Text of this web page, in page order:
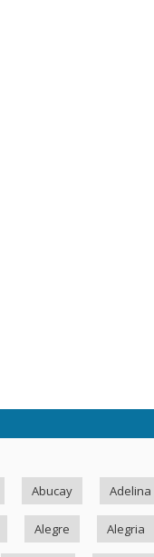
Abucay Adelina
Alegre Alegria